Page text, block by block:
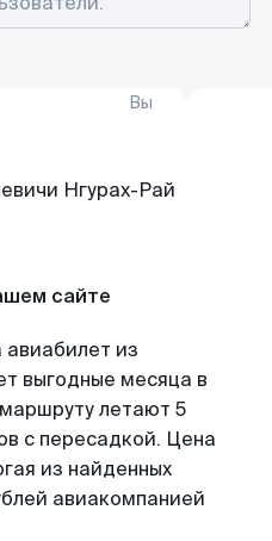
Вы
сайте
авиабилет из
выгодные месяца в
летают 5
с пересадкой. Цена
из найденных
авиакомпанией